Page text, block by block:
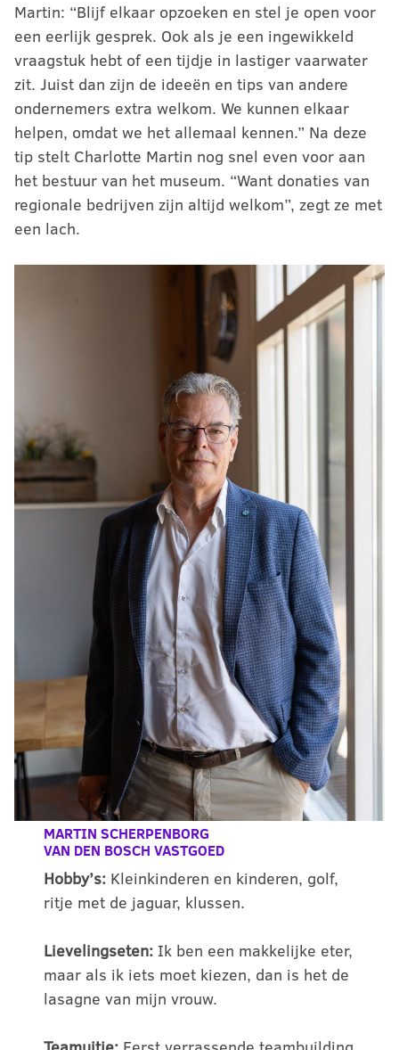
Martin: “Blijf elkaar opzoeken en stel je open voor
een eerlijk gesprek. Ook als je een ingewikkeld
vraagstuk hebt of een tijdje in lastiger vaarwater
zit. Juist dan zijn de ideeën en tips van andere
ondernemers extra welkom. We kunnen elkaar
helpen, omdat we het allemaal kennen.” Na deze
tip stelt Charlotte Martin nog snel even voor aan
het bestuur van het museum. “Want donaties van
regionale bedrijven zijn altijd welkom”, zegt ze met
een lach.
MARTIN SCHERPENBORG
VAN DEN BOSCH VASTGOED
Hobby’s: Kleinkinderen en kinderen, golf,
ritje met de jaguar, klussen.
Lievelingseten: Ik ben een makkelijke eter,
maar als ik iets moet kiezen, dan is het de
lasagne van mijn vrouw.